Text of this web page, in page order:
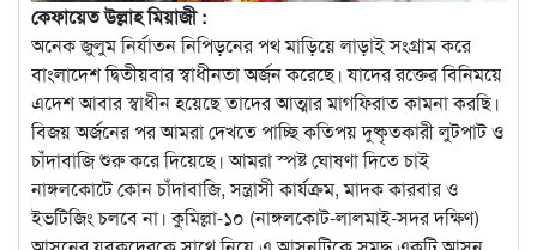
কেফায়েত উল্লাহ মিয়াজী :
অনেক জুলুম নির্যাতন নিপিড়নের পথ মাড়িয়ে লাড়াই সংগ্রাম করে
বাংলাদেশ দ্বিতীয়বার স্বাধীনতা অর্জন করেছে। যাদের রক্তের বিনিময়ে
এদেশ আবার স্বাধীন হয়েছে তাদের আত্মার মাগফিরাত কামনা করছি।
বিজয় অর্জনের পর আমরা দেখতে পাচ্ছি কতিপয় দুষ্কৃতকারী লুটপাট ও
চাঁদাবাজি শুরু করে দিয়েছে। আমরা স্পষ্ট ঘোষণা দিতে চাই
নাঙ্গলকোটে কোন চাঁদাবাজি, সন্ত্রাসী কার্যক্রম, মাদক কারবার ও
ইভটিজিং চলবে না। কুমিল্লা-১০ (নাঙ্গলকোট-লালমাই-সদর দক্ষিণ)